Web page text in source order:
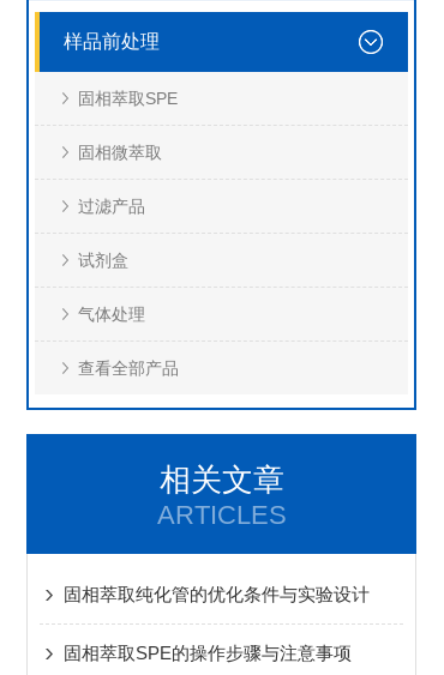
样品前处理
固相萃取SPE
固相微萃取
过滤产品
试剂盒
气体处理
查看全部产品
相关文章
ARTICLES
固相萃取纯化管的优化条件与实验设计
固相萃取SPE的操作步骤与注意事项